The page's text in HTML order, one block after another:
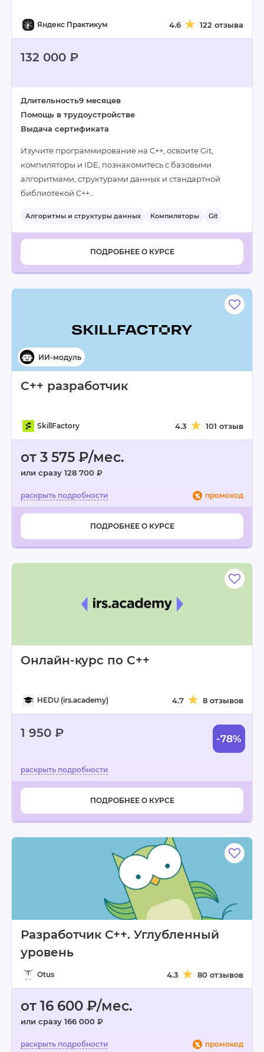
Яндекс Практикум 4.6 122 отзыва
132 000 ₽
Длительность9 месяцев
Помощь в трудоустройстве
Выдача сертификата
Изучите программирование на C++, освоите Git,
компиляторы и IDE, познакомитесь с базовыми
алгоритмами, структурами данных и стандартной
библиотекой C++…
Алгоритмы и структуры данных Компиляторы Git
ПОДРОБНЕЕ О КУРСЕ
C++ разработчик
SkillFactory 4.3 101 отзыв
от 3 575 ₽/мес.
или сразу 128 700 ₽
промокод
ПОДРОБНЕЕ О КУРСЕ
Онлайн-курс по C++
HEDU (irs.academy) 4.7 8 отзывов
1 950 ₽ -78%
ПОДРОБНЕЕ О КУРСЕ
Разработчик С++. Углубленный
уровень
Otus 4.3 80 отзывов
от 16 600 ₽/мес.
или сразу 166 000 ₽
промокод